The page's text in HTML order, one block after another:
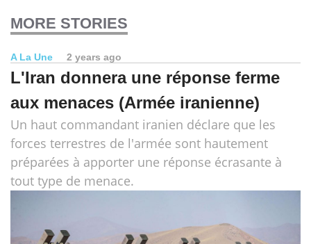
MORE STORIES
A La Une 2 years ago
L'Iran donnera une réponse ferme
aux menaces (Armée iranienne)
Un haut commandant iranien déclare que les
forces terrestres de l'armée sont hautement
préparées à apporter une réponse écrasante à
tout type de menace.